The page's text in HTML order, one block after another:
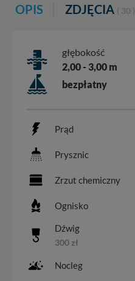
OPIS ZDJĘCIA ( 30 )
głębokość
2,00 - 3,00 m
bezpłatny
Prąd
Prysznic
Zrzut chemiczny
Ognisko
Dźwig
300 zł
Nocleg